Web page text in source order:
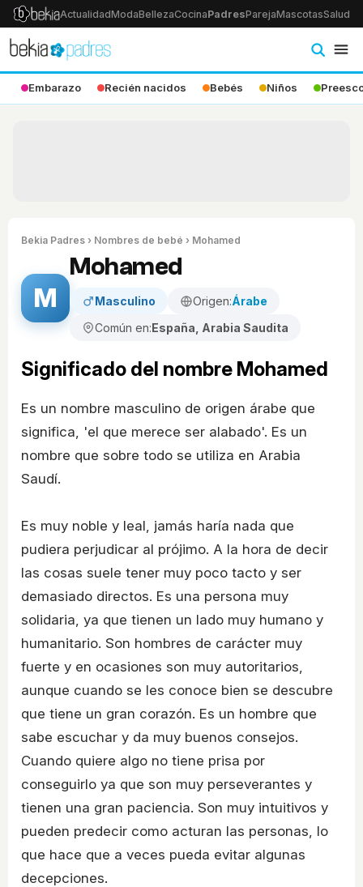
ActualidadModaBellezaCocinaPadresParejaMascotasSalud
Embarazo Recién nacidos Bebés Niños
Bekia Padres › Nombres de bebé › Mohamed
M
Mohamed
Masculino Origen:Árabe
Común en:España, Arabia Saudita
Significado del nombre Mohamed
Es un nombre masculino de origen árabe que
significa, 'el que merece ser alabado'. Es un
nombre que sobre todo se utiliza en Arabia
Saudí.
Es muy noble y leal, jamás haría nada que
pudiera perjudicar al prójimo. A la hora de decir
las cosas suele tener muy poco tacto y ser
demasiado directos. Es una persona muy
solidaria, ya que tienen un lado muy humano y
humanitario. Son hombres de carácter muy
fuerte y en ocasiones son muy autoritarios,
aunque cuando se les conoce bien se descubre
que tiene un gran corazón. Es un hombre que
sabe escuchar y da muy buenos consejos.
Cuando quiere algo no tiene prisa por
conseguirlo ya que son muy perseverantes y
tienen una gran paciencia. Son muy intuitivos y
pueden predecir como acturan las personas, lo
que hace que a veces pueda evitar algunas
decepciones.